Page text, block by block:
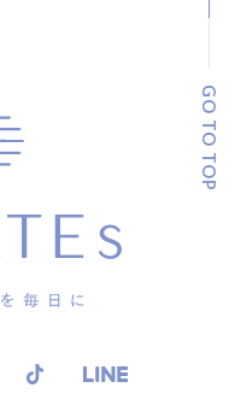
GO TO TOP